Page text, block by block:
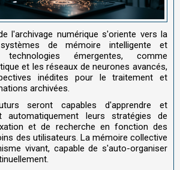
l'archivage numérique s'oriente vers la
de mémoire intelligente et
émergentes, comme
et les réseaux de neurones avancés,
inédites pour le traitement et
archivées.
seront capables d'apprendre et
automatiquement leurs stratégies de
et de recherche en fonction des
des utilisateurs. La mémoire collective
vivant, capable de s'auto-organiser